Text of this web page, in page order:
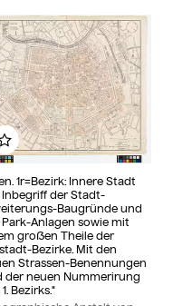
1r=Bezirk: Innere Stadt
der Stadt-
Baugründe und
Anlagen sowie mit
großen Theile der
Bezirke. Mit den
Strassen-Benennungen
der neuen Nummerirung
Bezirks."
Zu meinem Album